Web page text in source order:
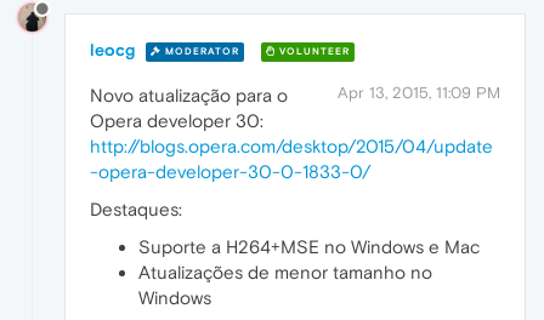
leocg MODERATOR VOLUNTEER
Apr 13, 2015, 11:09 PM
Novo atualização para o
Opera developer 30:
http://blogs.opera.com/desktop/2015/04/update
-opera-developer-30-0-1833-0/
Destaques:
Suporte a H264+MSE no Windows e Mac
Atualizações de menor tamanho no
Windows